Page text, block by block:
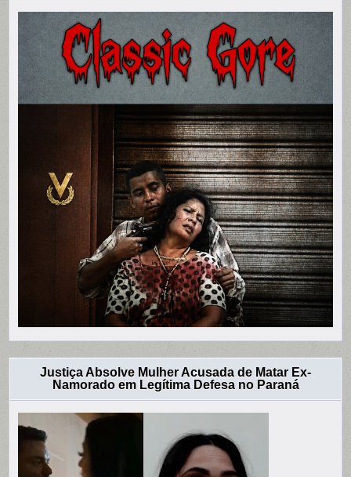
Justiça Absolve Mulher Acusada de Matar Ex-
Namorado em Legítima Defesa no Paraná